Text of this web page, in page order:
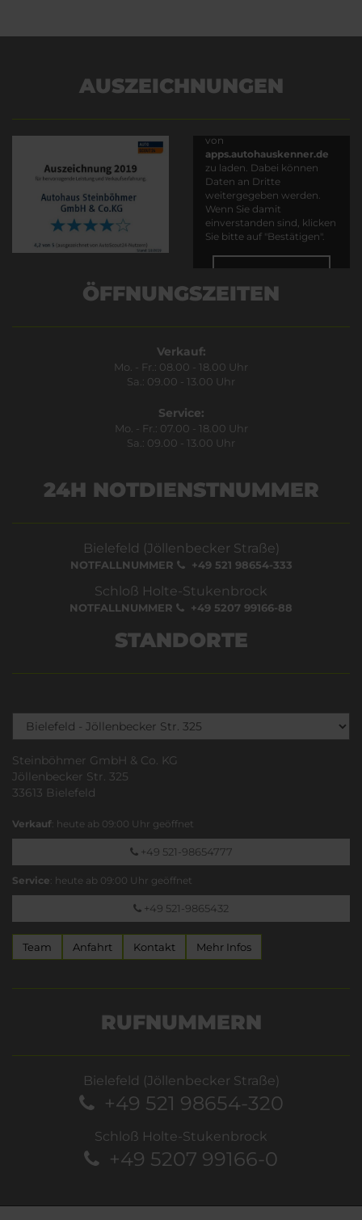
AUSZEICHNUNGEN
von
apps.autohauskenner.de
zu laden. Dabei können
Daten an Dritte
weitergegeben werden.
Wenn Sie damit
einverstanden sind, klicken
Sie bitte auf "Bestätigen".
ÖFFNUNGSZEITEN
Verkauf:
Mo. - Fr.: 08.00 - 18.00 Uhr
Sa.: 09.00 - 13.00 Uhr
Service:
Mo. - Fr.: 07.00 - 18.00 Uhr
Sa.: 09.00 - 13.00 Uhr
24H NOTDIENSTNUMMER
Bielefeld (Jöllenbecker Straße)
NOTFALLNUMMER +49 521 98654-333
Schloß Holte-Stukenbrock
NOTFALLNUMMER +49 5207 99166-88
STANDORTE
Steinböhmer GmbH & Co. KG
Jöllenbecker Str. 325
33613 Bielefeld
Verkauf: heute ab 09:00 Uhr geöffnet
+49 521-98654777
Service: heute ab 09:00 Uhr geöffnet
+49 521-9865432
Team Anfahrt Kontakt Mehr Infos
RUFNUMMERN
Bielefeld (Jöllenbecker Straße)
+49 521 98654-320
Schloß Holte-Stukenbrock
+49 5207 99166-0